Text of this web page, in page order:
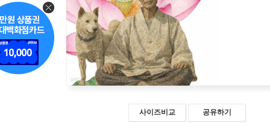
사이즈비교 공유하기